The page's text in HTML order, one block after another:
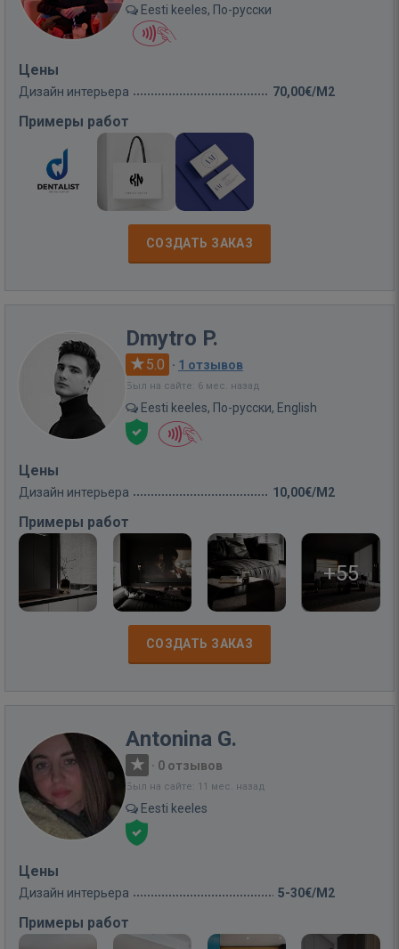
Eesti keeles, По-русски
Цены
Дизайн интерьера 70,00€/M2
Примеры работ
СОЗДАТЬ ЗАКАЗ
Dmytro P.
5.0 · 1 отзывов
Был на сайте: 6 мес. назад
Eesti keeles, По-русски, English
Цены
Дизайн интерьера 10,00€/M2
Примеры работ
+55
СОЗДАТЬ ЗАКАЗ
Antonina G.
· 0 отзывов
Был на сайте: 11 мес. назад
Eesti keeles
Цены
Дизайн интерьера 5-30€/M2
Примеры работ